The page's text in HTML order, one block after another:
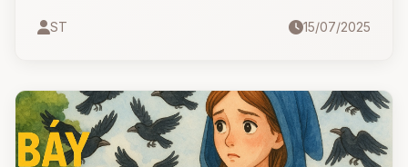
- bị tráo đổi, bị hại và tưởng chừng không bao
ST 15/07/2025